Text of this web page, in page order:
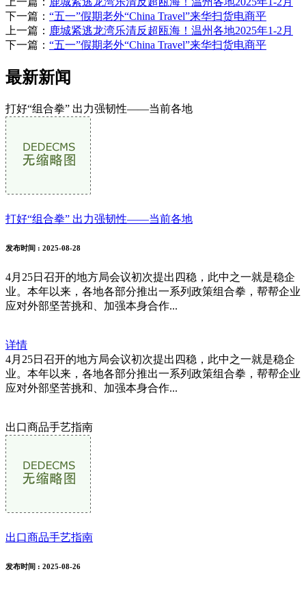
下一篇： “五一”假期老外“China Travel”来华扫货电商平
上一篇： 鹿城紧逃龙湾乐清反超瓯海！温州各地2025年1-2月
下一篇： “五一”假期老外“China Travel”来华扫货电商平
最新新闻
打好“组合拳” 出力强韧性——当前各地
打好“组合拳” 出力强韧性——当前各地
发布时间 : 2025-08-28
4月25日召开的地方局会议初次提出四稳，此中之一就是稳企
业。本年以来，各地各部分推出一系列政策组合拳，帮帮企业
应对外部坚苦挑和、加强本身合作...
详情
4月25日召开的地方局会议初次提出四稳，此中之一就是稳企
业。本年以来，各地各部分推出一系列政策组合拳，帮帮企业
应对外部坚苦挑和、加强本身合作...
出口商品手艺指南
出口商品手艺指南
发布时间 : 2025-08-26